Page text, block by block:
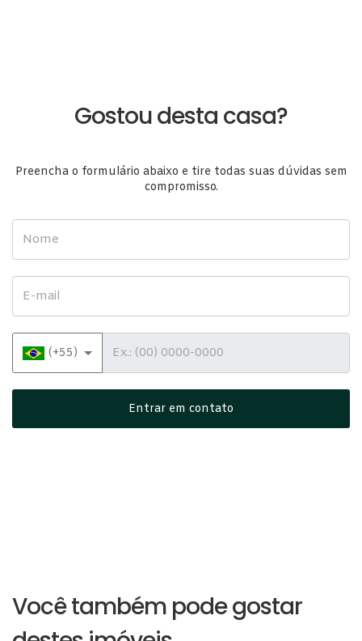
Gostou desta casa?
Preencha o formulário abaixo e tire todas suas dúvidas sem
compromisso.
(+55)
Entrar em contato
Você também pode gostar